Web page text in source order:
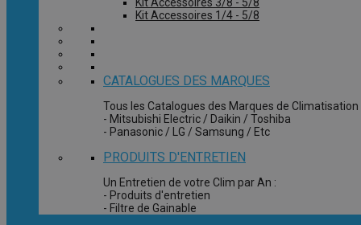
Kit Accessoires 1/4 - 5/8
CATALOGUES DES MARQUES
Tous les Catalogues des Marques de Climatisation
- Mitsubishi Electric / Daikin / Toshiba
- Panasonic / LG / Samsung / Etc
PRODUITS D'ENTRETIEN
Un Entretien de votre Clim par An :
- Produits d'entretien
- Filtre de Gainable